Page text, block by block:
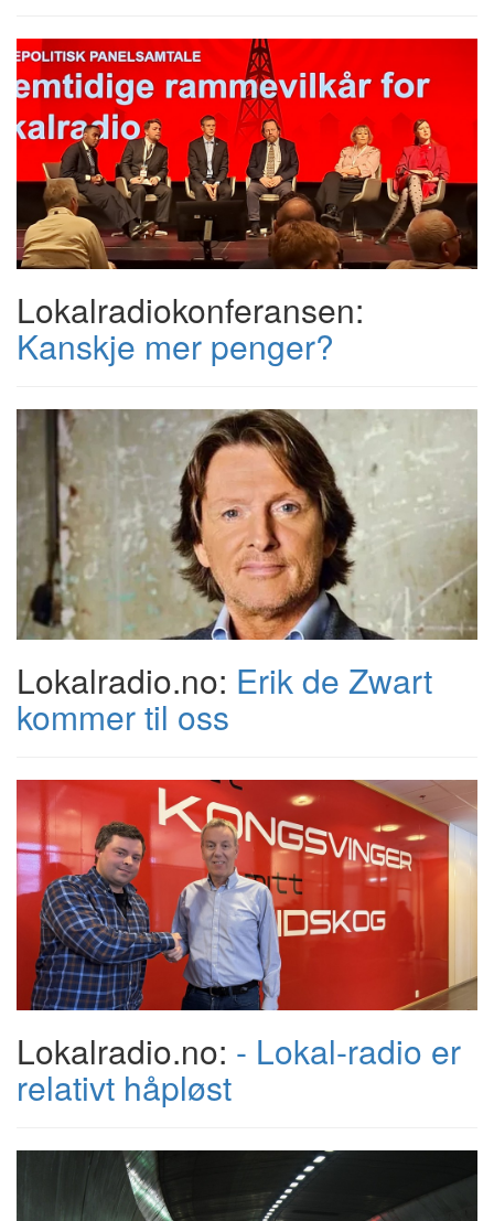
Lokalradiokonferansen:
Kanskje mer penger?
Lokalradio.no: Erik de Zwart
kommer til oss
Lokalradio.no: - Lokal-radio er
relativt håpløst